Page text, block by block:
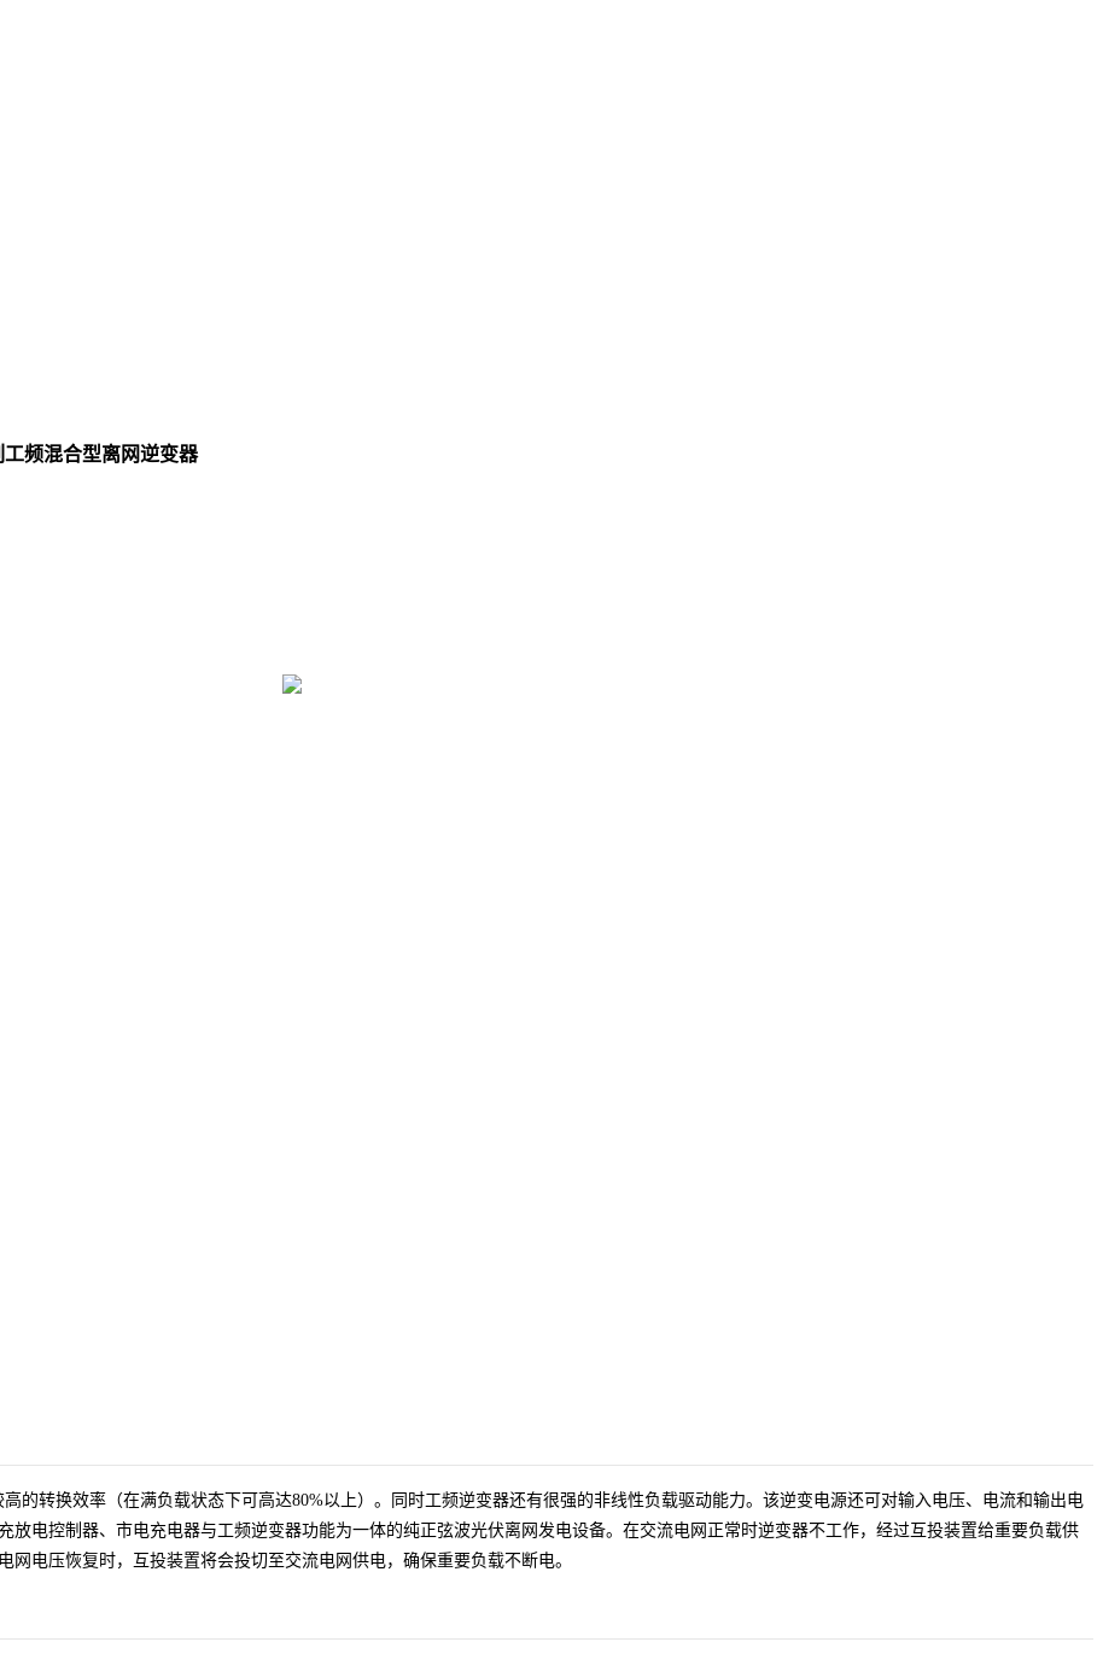
工频混合型离网逆变器
高的转换效率（在满负载状态下可高达80%以上）。同时工频逆变器还有很强的非线性负载驱动能力。该逆变电源还可对输入电压、电流和输出电
放电控制器、市电充电器与工频逆变器功能为一体的纯正弦波光伏离网发电设备。 在交流电网正常时逆变器不工作，经过互投装置给重要负载供
网电压恢复时，互投装置将会投切至交流电网供电，确保重要负载不断电。